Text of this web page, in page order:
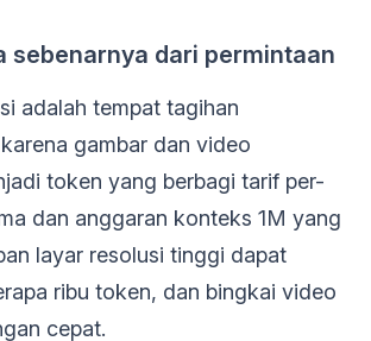
sebenarnya dari permintaan
adalah tempat tagihan
gambar dan video
token yang berbagi tarif per-
dan anggaran konteks 1M yang
layar resolusi tinggi dapat
ribu token, dan bingkai video
cepat.